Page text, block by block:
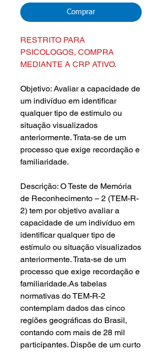
Comprar
RESTRITO PARA
PSICOLOGOS, COMPRA
MEDIANTE A CRP ATIVO.
Objetivo: Avaliar a capacidade de
um indivíduo em identificar
qualquer tipo de estímulo ou
situação visualizados
anteriormente. Trata-se de um
processo que exige recordação e
familiaridade.
Descrição: O Teste de Memória
de Reconhecimento – 2 (TEM-R-
2) tem por objetivo avaliar a
capacidade de um indivíduo em
identificar qualquer tipo de
estímulo ou situação visualizados
anteriormente. Trata-se de um
processo que exige recordação e
familiaridade.As tabelas
normativas do TEM-R-2
contemplam dados das cinco
regiões geográficas do Brasil,
contando com mais de 28 mil
participantes. Dispõe de um curto